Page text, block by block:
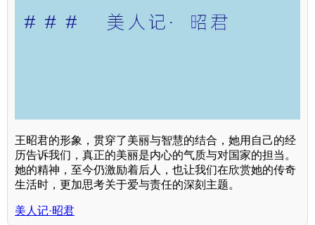
王昭君的形象，贯穿了美丽与智慧的结合，她用自己的经
历告诉我们，真正的美丽是内心的气质与对国家的担当。
她的精神，至今仍激励着后人，也让我们在欣赏她的传奇
生活时，更加思考关于爱与责任的深刻主题。
美人记·昭君